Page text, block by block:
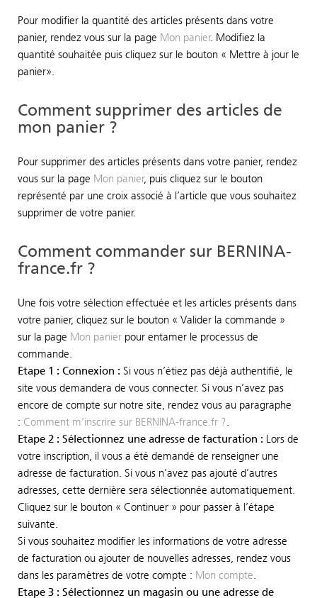
Pour modifier la quantité des articles présents dans votre
panier, rendez vous sur la page Mon panier. Modifiez la
quantité souhaitée puis cliquez sur le bouton « Mettre à jour le
panier».
Comment supprimer des articles de
mon panier ?
Pour supprimer des articles présents dans votre panier, rendez
vous sur la page Mon panier, puis cliquez sur le bouton
représenté par une croix associé à l’article que vous souhaitez
supprimer de votre panier.
Comment commander sur BERNINA-
france.fr ?
Une fois votre sélection effectuée et les articles présents dans
votre panier, cliquez sur le bouton « Valider la commande »
sur la page Mon panier pour entamer le processus de
commande.
Etape 1 : Connexion : Si vous n’étiez pas déjà authentifié, le
site vous demandera de vous connecter. Si vous n’avez pas
encore de compte sur notre site, rendez vous au paragraphe
: Comment m’inscrire sur BERNINA-france.fr ?
Etape 2 : Sélectionnez une adresse de facturation : Lors de
votre inscription, il vous a été demandé de renseigner une
adresse de facturation. Si vous n’avez pas ajouté d’autres
adresses, cette dernière sera sélectionnée automatiquement.
Cliquez sur le bouton « Continuer » pour passer à l’étape
suivante.
Si vous souhaitez modifier les informations de votre adresse
de facturation ou ajouter de nouvelles adresses, rendez vous
dans les paramètres de votre compte : Mon compte
Etape 3 : Sélectionnez un magasin ou une adresse de